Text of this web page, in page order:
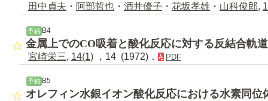
田中貞夫 ・ 阿部哲也 ・ 酒井優子 ・ 花坂孝雄 ・ 山科俊郎,
予稿 B4
金属上でのCO吸着と酸化反応に対する反結合軌
宮崎栄三, 14(1) ，14 (1972)． PDF
予稿 B5
オレフィン水銀イオン酸化反応における水素同位